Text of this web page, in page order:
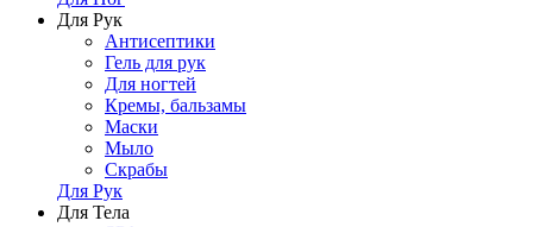
Для Рук
Антисептики
Гель для рук
Для ногтей
Кремы, бальзамы
Маски
Мыло
Скрабы
Для Рук
Для Тела